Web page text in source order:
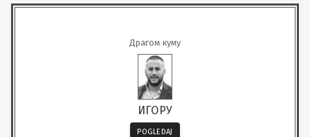
Драгом куму
ИГОРУ
POGLEDAJ